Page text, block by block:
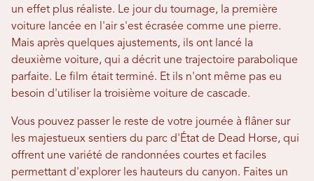
un effet plus réaliste. Le jour du tournage, la première
voiture lancée en l'air s'est écrasée comme une pierre.
Mais après quelques ajustements, ils ont lancé la
deuxième voiture, qui a décrit une trajectoire parabolique
parfaite. Le film était terminé. Et ils n'ont même pas eu
besoin d'utiliser la troisième voiture de cascade.
Vous pouvez passer le reste de votre journée à flâner sur
les majestueux sentiers du parc d'État de Dead Horse, qui
offrent une variété de randonnées courtes et faciles
permettant d'explorer les hauteurs du canyon. Faites un